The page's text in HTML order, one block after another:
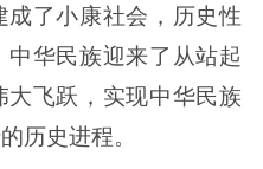
了小康社会，历史性
华民族迎来了从站起
飞跃，实现中华民族
历史进程。